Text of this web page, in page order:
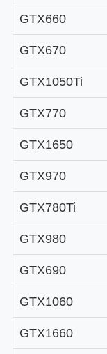
GTX660
GTX670
GTX1050Ti
GTX770
GTX1650
GTX970
GTX780Ti
GTX980
GTX690
GTX1060
GTX1660